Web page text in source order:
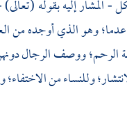
- المشار إليه بقوله
وهو الذي أوجده من
ووصف الرجال
وللنساء من الاختفاء؛